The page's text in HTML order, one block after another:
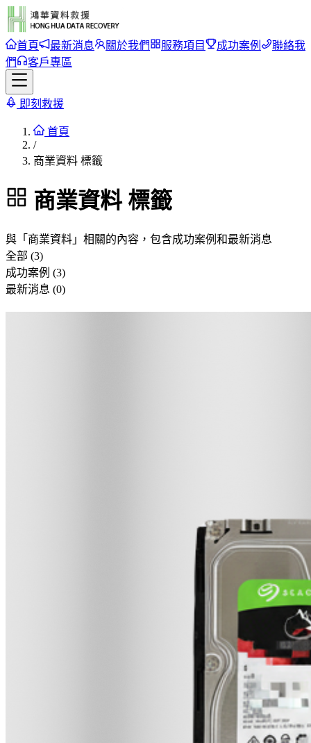
首頁 最新消息 關於我們 服務項目 成功案例
聯絡我
們
客戶專區
即刻救援
首頁
/
商業資料 標籤
商業資料 標籤
與「 商業資料 」相關的內容，包含成功案例和最新消息
全部 (3)
成功案例 (3)
最新消息 (0)